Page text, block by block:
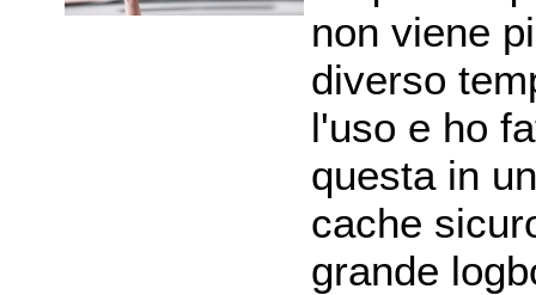
non viene
diverso
l'uso e ho
questa in
cache
grande